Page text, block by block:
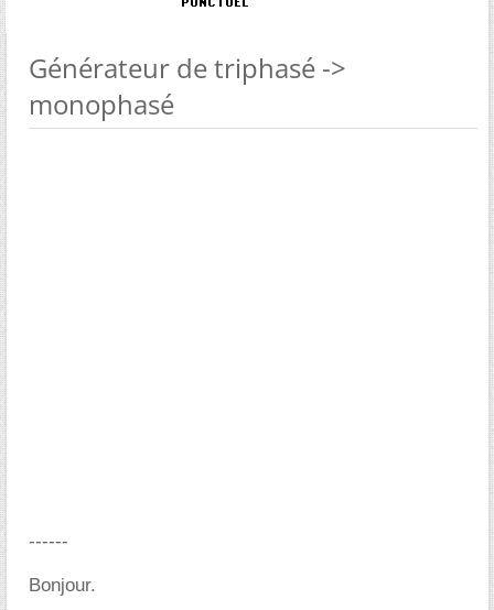
Générateur de triphasé ->
monophasé
------
Bonjour.